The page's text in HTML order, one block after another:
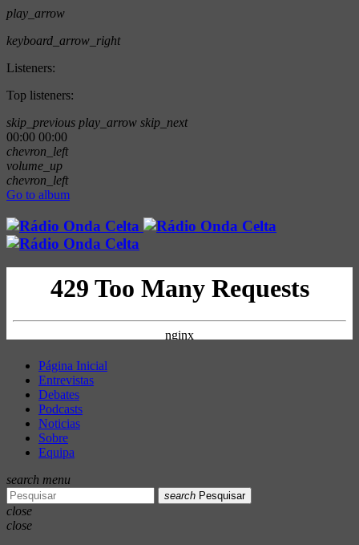
play_arrow
keyboard_arrow_right
Listeners:
Top listeners:
skip_previous play_arrow skip_next
00:00 00:00
chevron_left
volume_up
chevron_left
Go to album
Página Inicial
Entrevistas
Debates
Podcasts
Noticias
Sobre
Equipa
search menu
search Pesquisar
close
close